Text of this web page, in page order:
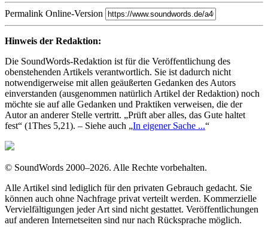
Permalink Online-Version
Hinweis der Redaktion:
Die SoundWords-Redaktion ist für die Veröffentlichung des
obenstehenden Artikels verantwortlich. Sie ist dadurch nicht
notwendigerweise mit allen geäußerten Gedanken des Autors
einverstanden (ausgenommen natürlich Artikel der Redaktion) noch
möchte sie auf alle Gedanken und Praktiken verweisen, die der
Autor an anderer Stelle vertritt. „Prüft aber alles, das Gute haltet
fest“ (1Thes 5,21). – Siehe auch „In eigener Sache ...“
© SoundWords 2000–2026. Alle Rechte vorbehalten.
Alle Artikel sind lediglich für den privaten Gebrauch gedacht. Sie
können auch ohne Nachfrage privat verteilt werden. Kommerzielle
Vervielfältigungen jeder Art sind nicht gestattet. Veröffentlichungen
auf anderen Internetseiten sind nur nach Rücksprache möglich.